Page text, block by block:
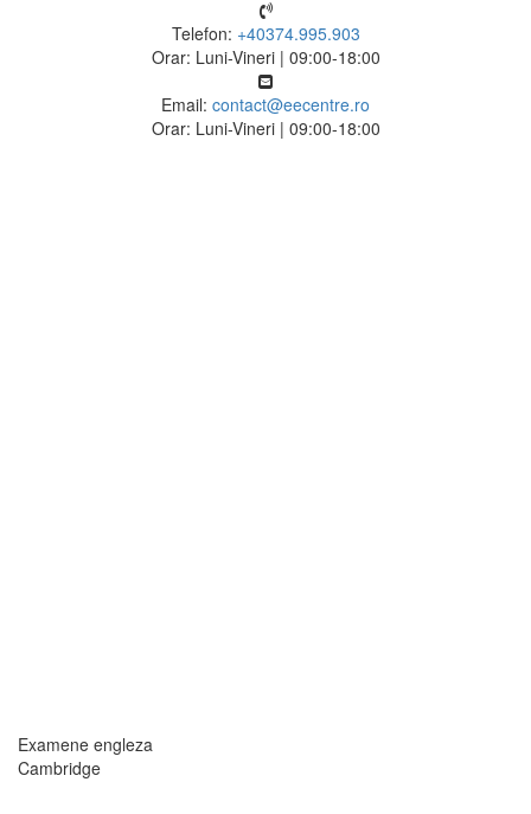
Telefon: +40374.995.903
Orar: Luni-Vineri | 09:00-18:00
Email: contact@eecentre.ro
Orar: Luni-Vineri | 09:00-18:00
Examene engleza
Cambridge